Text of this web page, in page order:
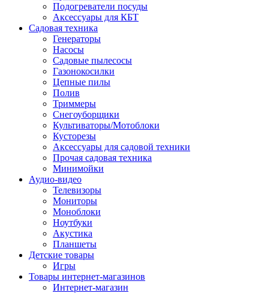
Подогреватели посуды
Аксессуары для КБТ
Садовая техника
Генераторы
Насосы
Садовые пылесосы
Газонокосилки
Цепные пилы
Полив
Триммеры
Снегоуборщики
Культиваторы/Мотоблоки
Кусторезы
Аксессуары для садовой техники
Прочая садовая техника
Минимойки
Аудио-видео
Телевизоры
Мониторы
Моноблоки
Ноутбуки
Акустика
Планшеты
Детские товары
Игры
Товары интернет-магазинов
Интернет-магазин